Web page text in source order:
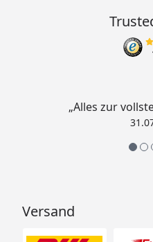
„Alles zur
Versand